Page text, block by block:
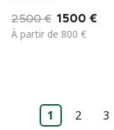
2 500 € 1 500 €
À partir de 800 €
1 2 3